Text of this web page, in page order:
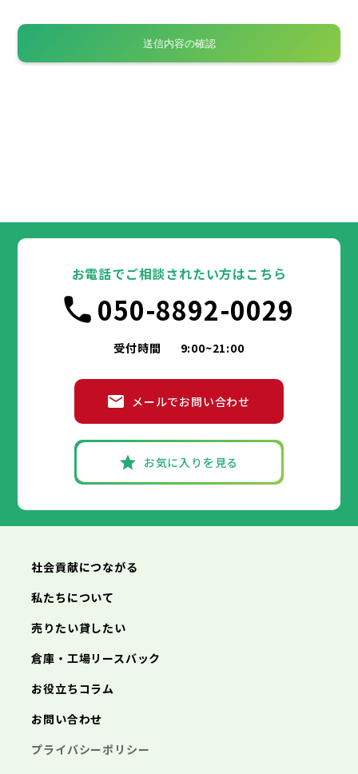
お電話でご相談されたい方はこちら
050-8892-0029
受付時間 9:00~21:00
メールでお問い合わせ
お気に入りを見る
社会貢献につながる
私たちについて
売りたい貸したい
倉庫・工場リースバック
お役立ちコラム
お問い合わせ
プライバシーポリシー